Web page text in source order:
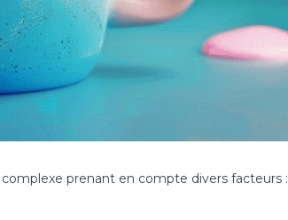
prenant en compte divers facteurs :